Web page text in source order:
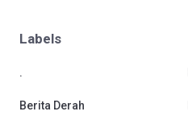
Labels
.
Berita Derah